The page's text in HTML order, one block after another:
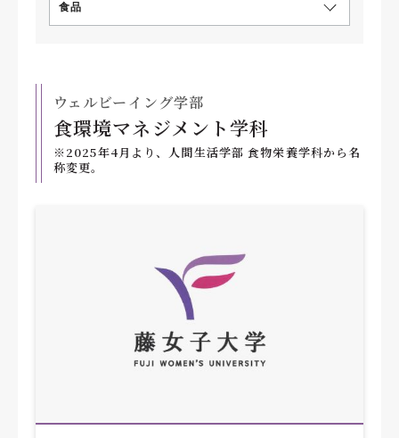
食品
ウェルビーイング学部
食環境マネジメント学科
※2025年4月より、人間生活学部 食物栄養学科から名
称変更。